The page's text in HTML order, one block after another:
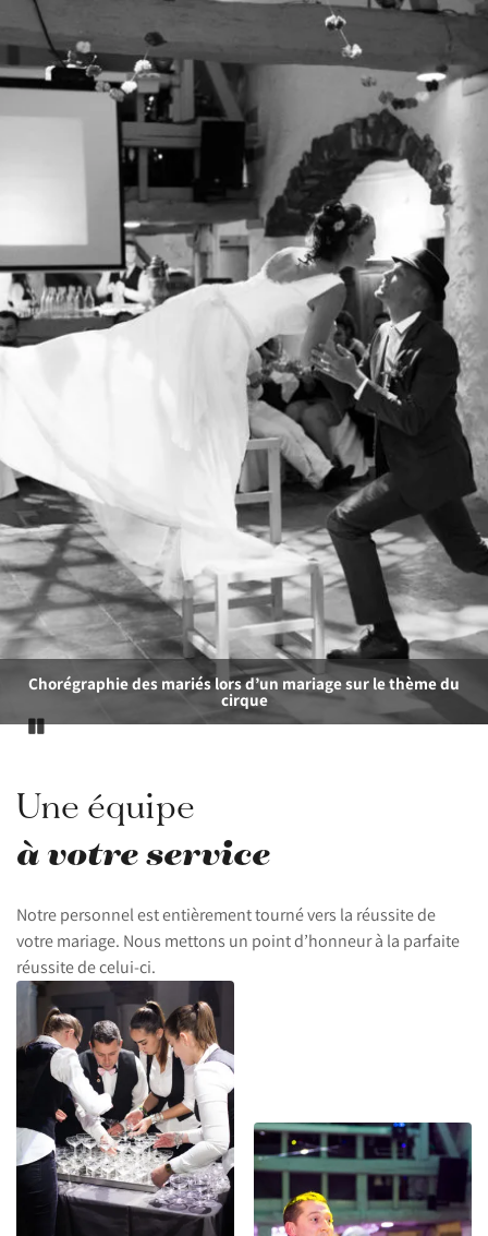
Pause
Danse en ligne – flashmob
Une équipe
à votre service
Notre personnel est entièrement tourné vers la réussite de
votre mariage. Nous mettons un point d’honneur à la parfaite
réussite de celui-ci.